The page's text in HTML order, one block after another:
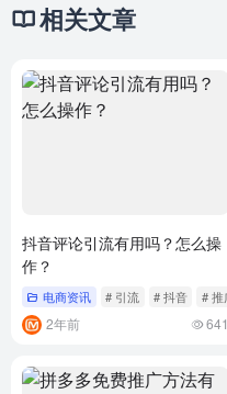
相关文章
抖音评论引流有用吗？怎么操
作？
电商资讯 # 引流 # 抖音 # 推
2年前 641